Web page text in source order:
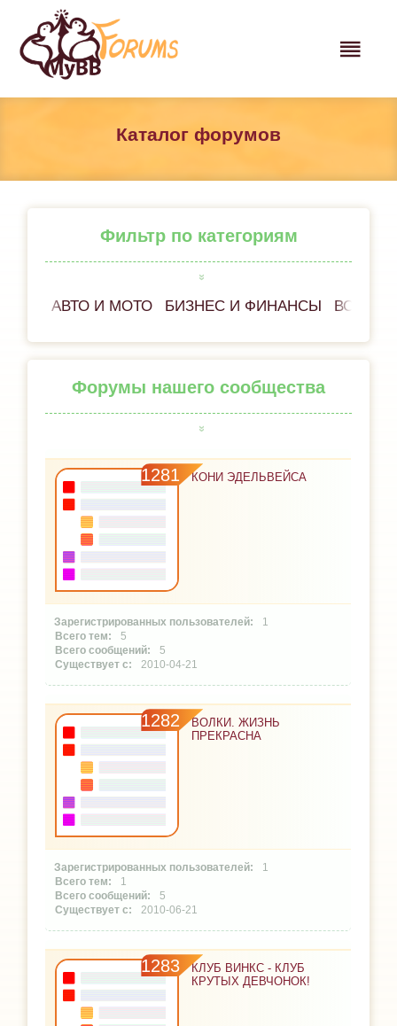
Каталог форумов
Фильтр по категориям
АВТО И МОТО БИЗНЕС И ФИНАНСЫ ВСЕ
Форумы нашего сообщества
1281 КОНИ ЭДЕЛЬВЕЙСА
1
5
5
2010-04-21
1282
ВОЛКИ. ЖИЗНЬ
ПРЕКРАСНА
1
1
5
2010-06-21
1283
КЛУБ ВИНКС - КЛУБ
КРУТЫХ ДЕВЧОНОК!